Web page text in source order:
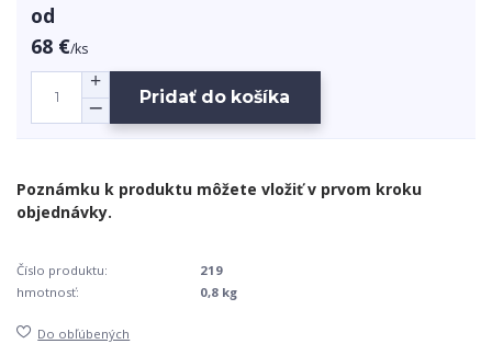
od
68 €/ks
Pridať do košíka
Číslo produktu:
219
hmotnosť:
0,8 kg
Do obľúbených